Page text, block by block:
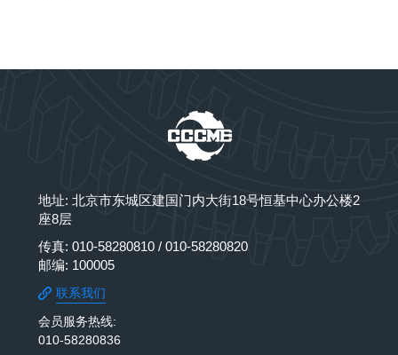
地址: 北京市东城区建国门内大街18号恒基中心办公楼2
座8层
传真: 010-58280810 / 010-58280820
邮编: 100005
联系我们
会员服务热线:
010-58280836